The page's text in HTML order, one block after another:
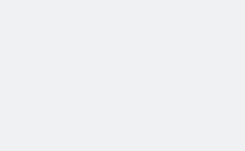
烧氧化铝、耐磨氧化铝陶瓷